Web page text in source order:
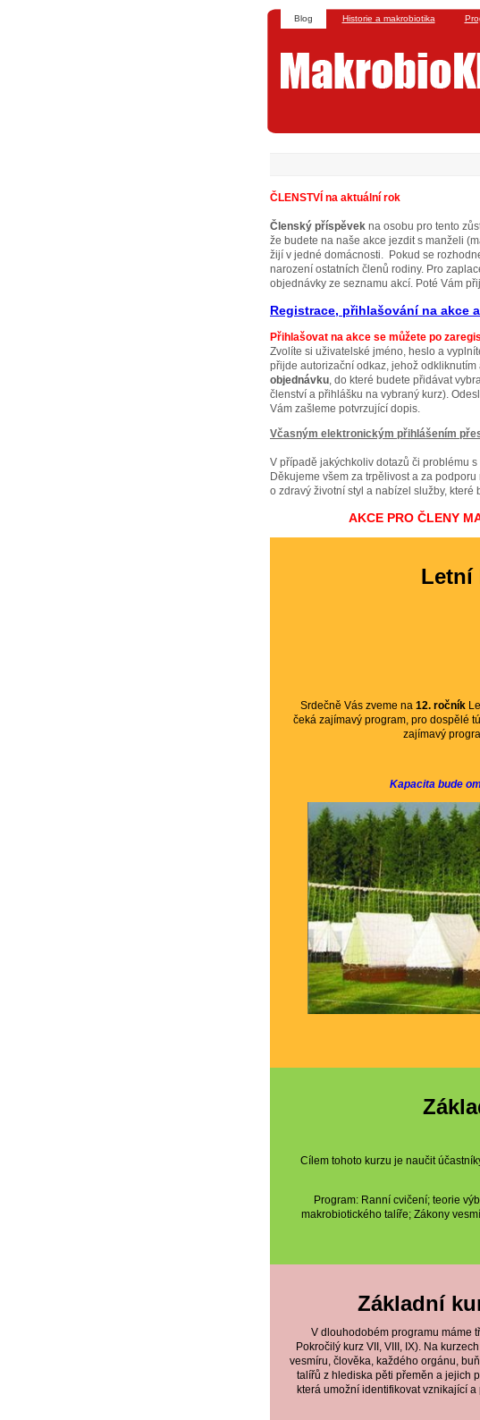
Blog Historie a makrobiotika
ČLENSTVÍ na aktuální rok
Členský příspěvek na osobu pro tento
že budete na naše akce jezdit s manželi
žijí v jedné domácnosti. Pokud se
narození ostatních členů rodiny. Pro
objednávky ze seznamu akcí. Poté Vám
Registrace, přihlašování na akce
Přihlašovat na akce se můžete po
Zvolíte si uživatelské jméno, heslo a
přijde autorizační odkaz, jehož
objednávku , do které budete přidávat
členství a přihlášku na vybraný kurz).
Vám zašleme potvrzující dopis.
Včasným elektronickým přihlášením
V případě jakýchkoliv dotazů či problému
Děkujeme všem za trpělivost a za
o zdravý životní styl a nabízel služby, které
AKCE PRO ČLENY
Letní
Srdečně Vás zveme na 12. ročník
čeká zajímavý program, pro dospělé
zajímavý
Kapacita bude
Cílem tohoto kurzu je naučit
Program: Ranní cvičení; teorie
makrobiotického talíře; Zákony
Základní
V dlouhodobém programu máme
Pokročilý kurz VII, VIII, IX). Na
vesmíru, člověka, každého orgánu,
talířů z hlediska pěti přeměn a jejich
která umožní identifikovat vznikající